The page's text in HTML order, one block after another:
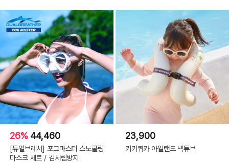
26% 44,460
[듀얼브레서] 포그마스터 스노쿨링
마스크 세트 / 김서림방지
23,900
키키쿼카 아일랜드 넥튜브